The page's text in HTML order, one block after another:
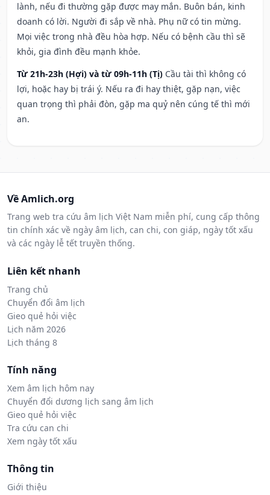
lành, nếu đi thường gặp được may mắn. Buôn bán, kinh
doanh có lời. Người đi sắp về nhà. Phụ nữ có tin mừng.
Mọi việc trong nhà đều hòa hợp. Nếu có bệnh cầu thì sẽ
khỏi, gia đình đều mạnh khỏe.
Từ 21h-23h (Hợi) và từ 09h-11h (Tị) Cầu tài thì không có
lợi, hoặc hay bị trái ý. Nếu ra đi hay thiệt, gặp nạn, việc
quan trọng thì phải đòn, gặp ma quỷ nên cúng tế thì mới
an.
Về Amlich.org
Trang web tra cứu âm lịch Việt Nam miễn phí, cung cấp thông
tin chính xác về ngày âm lịch, can chi, con giáp, ngày tốt xấu
và các ngày lễ tết truyền thống.
Liên kết nhanh
Trang chủ
Chuyển đổi âm lịch
Gieo quẻ hỏi việc
Lịch năm 2026
Lịch tháng 8
Tính năng
Xem âm lịch hôm nay
Chuyển đổi dương lịch sang âm lịch
Gieo quẻ hỏi việc
Tra cứu can chi
Xem ngày tốt xấu
Thông tin
Giới thiệu